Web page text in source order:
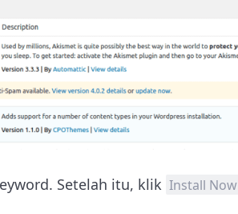
Setelah itu, klik Install Now